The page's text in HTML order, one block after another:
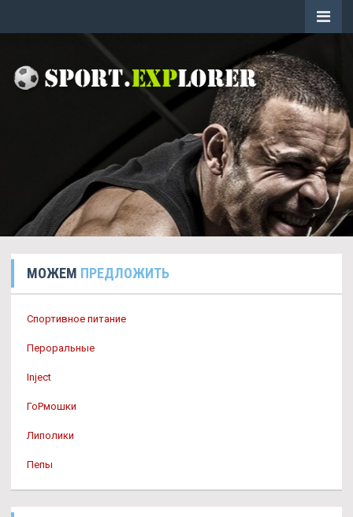
МОЖЕМ ПРЕДЛОЖИТЬ
Спортивное питание
Пероральные
Inject
ГоРмошки
Липолики
Пепы